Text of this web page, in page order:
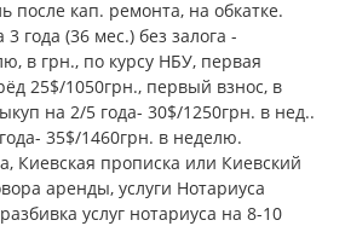
после кап. ремонта, на обкатке.
года (36 мес.) без залога -
в грн., по курсу НБУ, первая
25$/1050грн., первый взнос, в
на 2/5 года- 30$/1250грн. в нед..
35$/1460грн. в неделю.
Киевская прописка или Киевский
аренды, услуги Нотариуса
услуг нотариуса на 8-10